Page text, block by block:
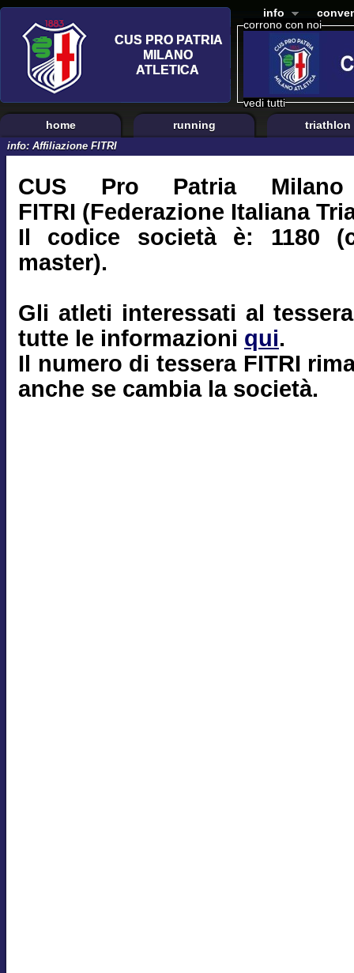
corrono con noi
vedi tutti
info
home running triathlon
info: Affiliazione FITRI
CUS Pro Patria
FITRI (Federazione Italiana
Il codice società è: 1180
master).
Gli atleti interessati al
tutte le informazioni qui.
Il numero di tessera FITRI
anche se cambia la società.